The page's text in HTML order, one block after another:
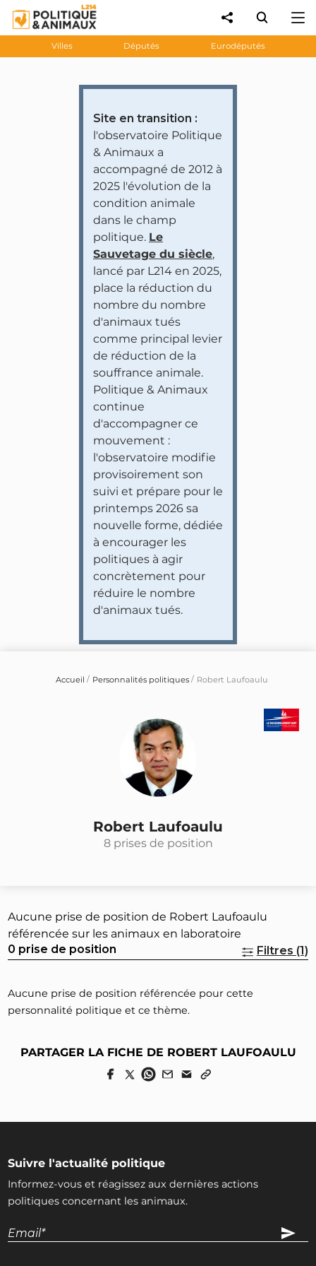
Villes Députés Eurodéputés
Site en transition :
l'observatoire Politique
& Animaux a
accompagné de 2012 à
2025 l'évolution de la
condition animale
dans le champ
politique. Le
Sauvetage du siècle,
lancé par L214 en 2025,
place la réduction du
nombre du nombre
d'animaux tués
comme principal levier
de réduction de la
souffrance animale.
Politique & Animaux
continue
d'accompagner ce
mouvement :
l'observatoire modifie
provisoirement son
suivi et prépare pour le
printemps 2026 sa
nouvelle forme, dédiée
à encourager les
politiques à agir
concrètement pour
réduire le nombre
d'animaux tués.
Accueil Personnalités politiques Robert Laufoaulu
Robert Laufoaulu
8 prises de position
Aucune prise de position de Robert Laufoaulu
référencée sur les animaux en laboratoire
0 prise de position
Filtres (1)
Aucune prise de position référencée pour cette
personnalité politique et ce thème.
PARTAGER LA FICHE DE ROBERT LAUFOAULU
Suivre l'actualité politique
Informez-vous et réagissez aux dernières actions
politiques concernant les animaux.